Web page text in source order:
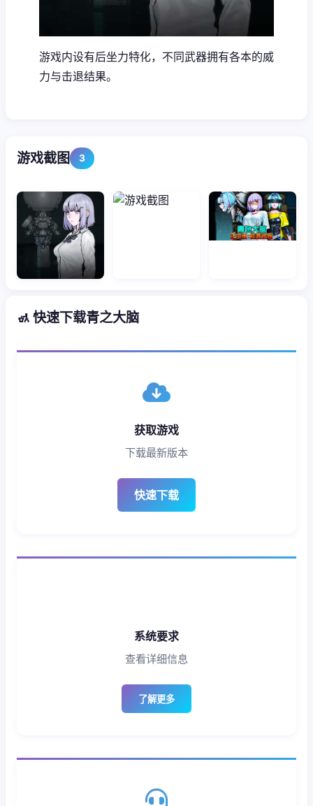
游戏内设有后坐力特化，不同武器拥有各本的威
力与击退结果。
游戏截图 3
🚮 快速下载青之大脑
获取游戏
下载最新版本
快速下载
系统要求
查看详细信息
了解更多